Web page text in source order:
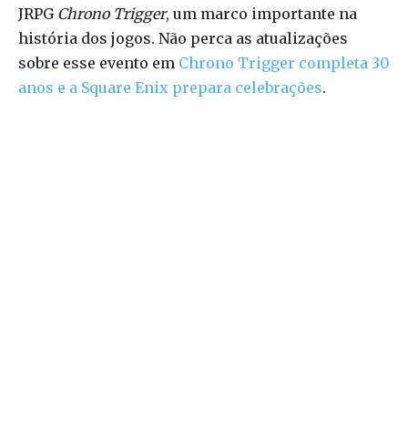
JRPG Chrono Trigger, um marco importante na
história dos jogos. Não perca as atualizações
sobre esse evento em Chrono Trigger completa 30
anos e a Square Enix prepara celebrações.